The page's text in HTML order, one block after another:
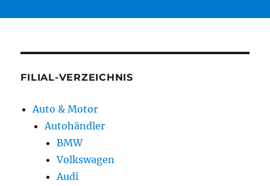
FILIAL-VERZEICHNIS
Auto & Motor
Autohändler
BMW
Volkswagen
Audi